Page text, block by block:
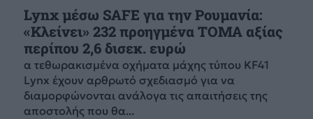
Lynx μέσω SAFE για την Ρουμανία:
«Κλείνει» 232 προηγμένα ΤΟΜΑ αξίας
περίπου 2,6 δισεκ. ευρώ
α τεθωρακισμένα οχήματα μάχης τύπου KF41
Lynx έχουν αρθρωτό σχεδιασμό για να
διαμορφώνονται ανάλογα τις απαιτήσεις της
αποστολής που θα...